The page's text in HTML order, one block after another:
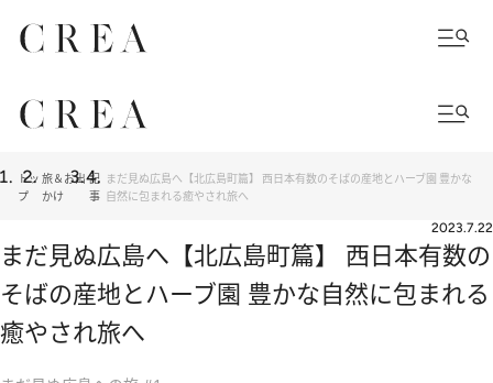
トッ
プ
旅＆お出
かけ
記
事
まだ見ぬ広島へ【北広島町篇】 西日本有数のそばの産地とハーブ園 豊かな
自然に包まれる癒やされ旅へ
2023.7.22
まだ見ぬ広島へ【北広島町篇】 西日本有数の
そばの産地とハーブ園 豊かな自然に包まれる
癒やされ旅へ